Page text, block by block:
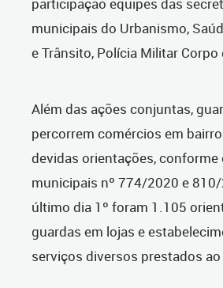
participação equipes das
municipais do Urbanismo,
e Trânsito, Polícia Militar
Além das ações conjuntas,
percorrem comércios em
devidas orientações, conforme
municipais nº 774/2020 e
último dia 1º foram 1.105
guardas em lojas e
serviços diversos prestados